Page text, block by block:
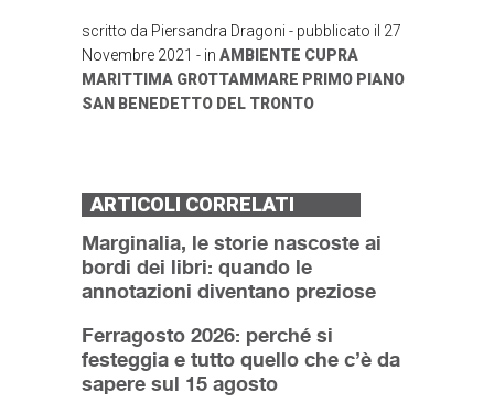
scritto da Piersandra Dragoni - pubblicato il 27
Novembre 2021 - in AMBIENTE CUPRA
MARITTIMA GROTTAMMARE PRIMO PIANO
SAN BENEDETTO DEL TRONTO
ARTICOLI CORRELATI
Marginalia, le storie nascoste ai
bordi dei libri: quando le
annotazioni diventano preziose
Ferragosto 2026: perché si
festeggia e tutto quello che c’è da
sapere sul 15 agosto